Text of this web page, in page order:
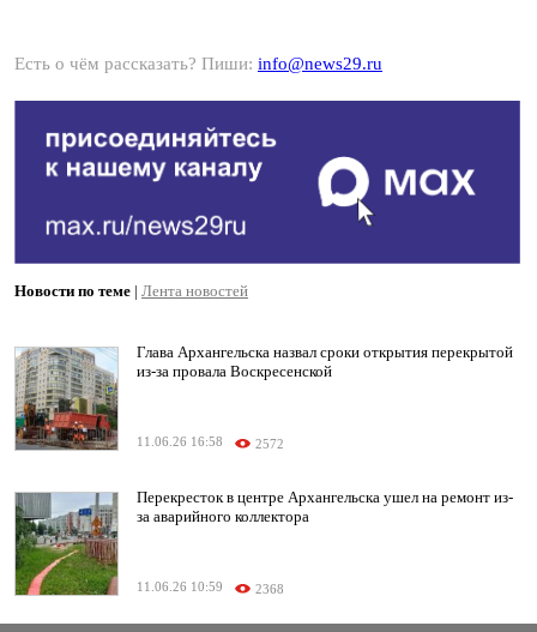
Есть о чём рассказать? Пиши: info@news29.ru
Новости по теме | Лента новостей
Глава Архангельска назвал сроки открытия перекрытой
из-за провала Воскресенской
11.06.26 16:58 2572
Перекресток в центре Архангельска ушел на ремонт из-
за аварийного коллектора
11.06.26 10:59 2368